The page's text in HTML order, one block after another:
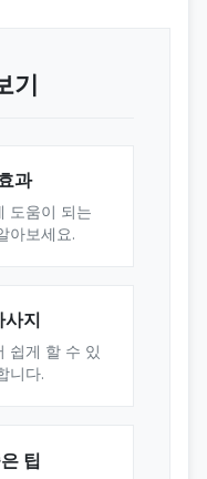
기
과
도움이 되는
아보세요.
사지
쉽게 할 수 있
니다.
팁